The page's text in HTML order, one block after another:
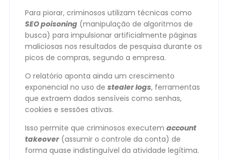
Para piorar, criminosos utilizam técnicas como
SEO poisoning (manipulação de algoritmos de
busca) para impulsionar artificialmente páginas
maliciosas nos resultados de pesquisa durante os
picos de compras, segundo a empresa.
O relatório aponta ainda um crescimento
exponencial no uso de stealer logs, ferramentas
que extraem dados sensíveis como senhas,
cookies e sessões ativas.
Isso permite que criminosos executem account
takeover(assumir o controle da conta) de
forma quase indistinguível da atividade legítima.